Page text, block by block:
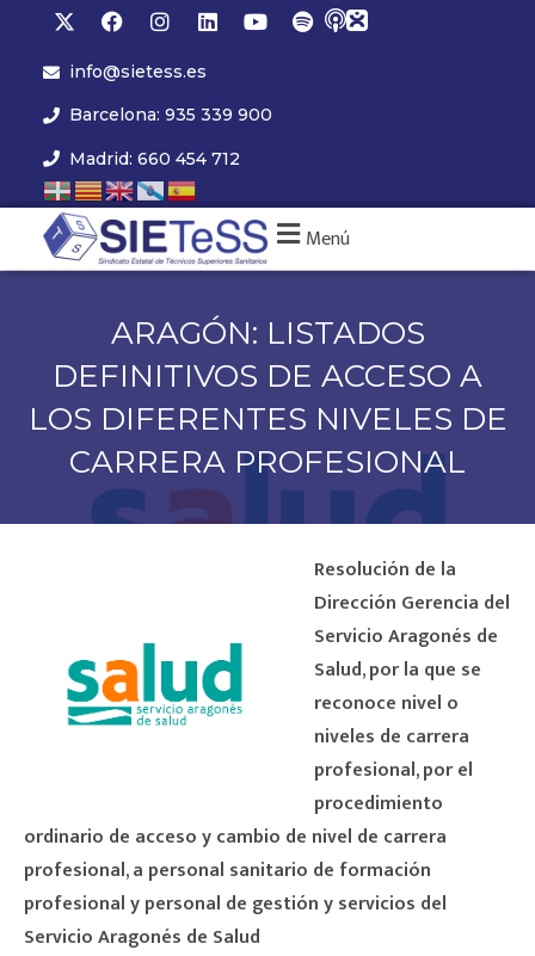
info@sietess.es
Barcelona: 935 339 900
Madrid: 660 454 712
Menú
ARAGÓN: LISTADOS
DEFINITIVOS DE ACCESO A
LOS DIFERENTES NIVELES DE
CARRERA PROFESIONAL
Resolución de la
Dirección Gerencia del
Servicio Aragonés de
Salud, por la que se
reconoce nivel o
niveles de carrera
profesional, por el
procedimiento
ordinario de acceso y cambio de nivel de carrera
profesional, a personal sanitario de formación
profesional y personal de gestión y servicios del
Servicio Aragonés de Salud